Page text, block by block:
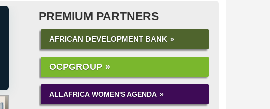
PREMIUM PARTNERS
AFRICAN DEVELOPMENT BANK
OCPGROUP
ALLAFRICA WOMEN'S AGENDA